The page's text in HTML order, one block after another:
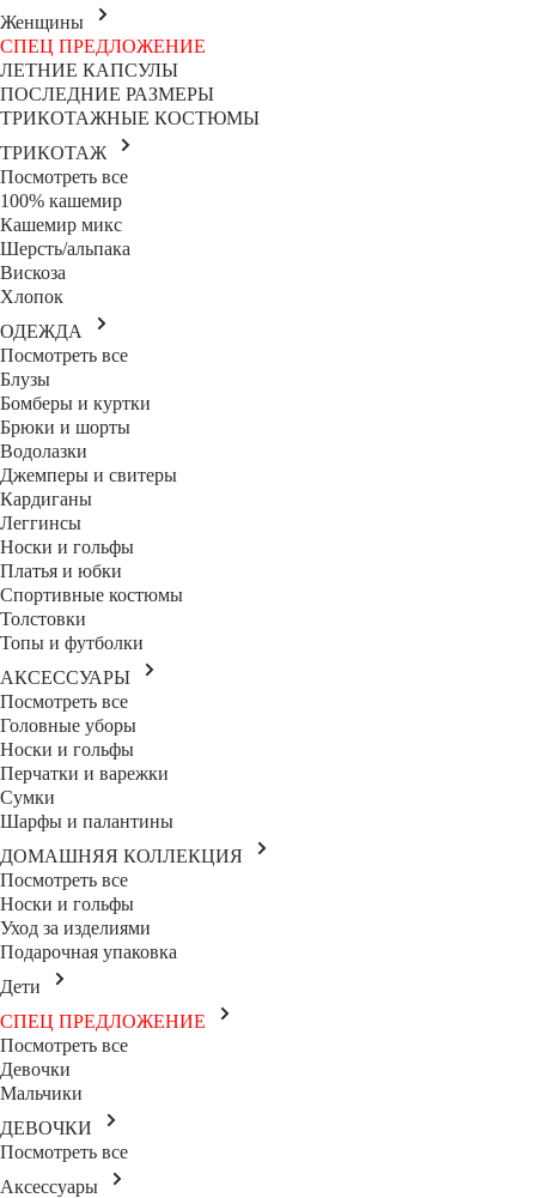
Женщины
СПЕЦ ПРЕДЛОЖЕНИЕ
ЛЕТНИЕ КАПСУЛЫ
ПОСЛЕДНИЕ РАЗМЕРЫ
ТРИКОТАЖНЫЕ КОСТЮМЫ
ТРИКОТАЖ
Посмотреть все
100% кашемир
Кашемир микс
Шерсть/альпака
Вискоза
Хлопок
ОДЕЖДА
Посмотреть все
Блузы
Бомберы и куртки
Брюки и шорты
Водолазки
Джемперы и свитеры
Кардиганы
Леггинсы
Носки и гольфы
Платья и юбки
Спортивные костюмы
Толстовки
Топы и футболки
АКСЕССУАРЫ
Посмотреть все
Головные уборы
Носки и гольфы
Перчатки и варежки
Сумки
Шарфы и палантины
ДОМАШНЯЯ КОЛЛЕКЦИЯ
Посмотреть все
Носки и гольфы
Уход за изделиями
Подарочная упаковка
Дети
СПЕЦ ПРЕДЛОЖЕНИЕ
Посмотреть все
Девочки
Мальчики
ДЕВОЧКИ
Посмотреть все
Аксессуары